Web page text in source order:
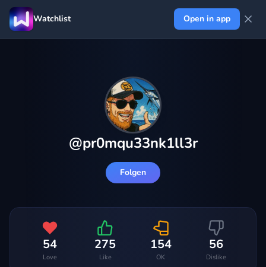
Watchlist Open in app
@pr0mqu33nk1ll3r
Folgen
54
Love
275
Like
154
OK
56
Dislike